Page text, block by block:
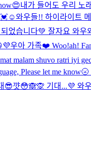
내가 들어도 우리 노
와우들!! 하이라이트
었습니다💚 잘자요 와우
우아 가족❤️ Woo!ah!
malam shuvo ratri iyi
Please let me
😎꺗😳🙈🙊 기대...💜 와